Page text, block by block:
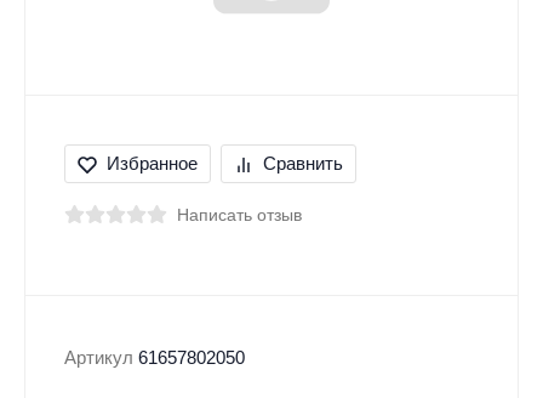
Избранное Сравнить
Написать отзыв
Артикул 61657802050